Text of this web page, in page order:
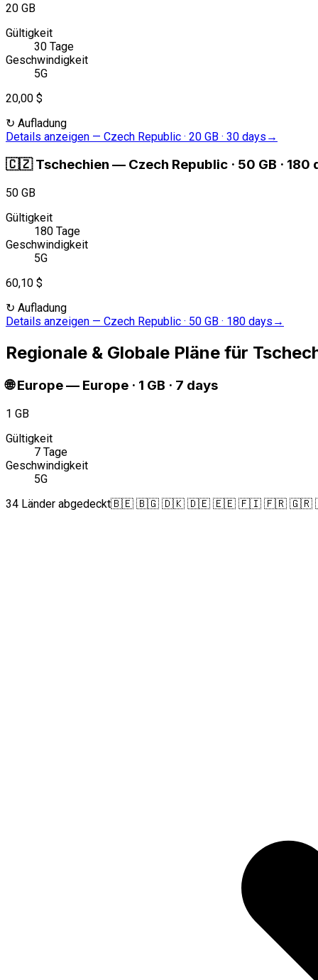
20 GB
Gültigkeit
30 Tage
Geschwindigkeit
5G
20,00 $
↻ Aufladung
Details anzeigen — Czech Republic · 20 GB · 30 days →
🇨🇿 Tschechien — Czech Republic · 50 GB · 180
50 GB
Gültigkeit
180 Tage
Geschwindigkeit
5G
60,10 $
↻ Aufladung
Details anzeigen — Czech Republic · 50 GB · 180 days →
Regionale & Globale Pläne für
🌐 Europe— Europe · 1 GB · 7 days
1 GB
Gültigkeit
7 Tage
Geschwindigkeit
5G
34 Länder abgedeckt🇧🇪 🇧🇬 🇩🇰 🇩🇪 🇪🇪 🇫🇮 🇫🇷 🇬🇷